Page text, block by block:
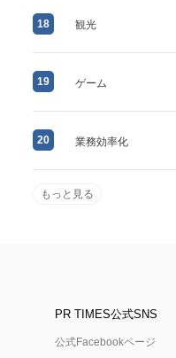
18 観光
19 ゲーム
20 業務効率化
もっと見る
PR TIMES公式SNS
公式Facebookページ